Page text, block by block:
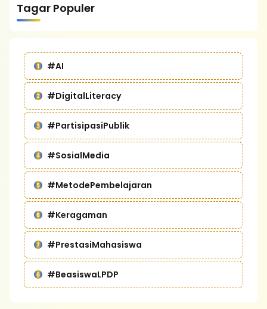
Tagar Populer
#AI
#DigitalLiteracy
#PartisipasiPublik
#SosialMedia
#MetodePembelajaran
#Keragaman
#PrestasiMahasiswa
#BeasiswaLPDP